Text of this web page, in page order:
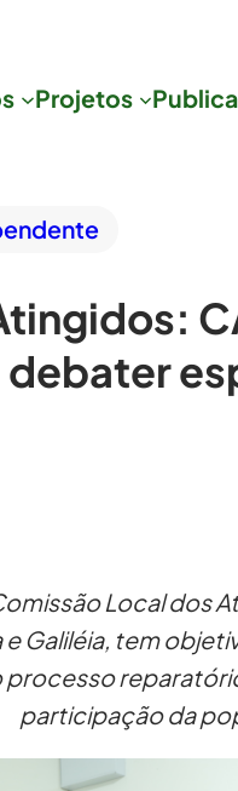
Projetos
Local dos
e Galiléia, tem
processo
participação da